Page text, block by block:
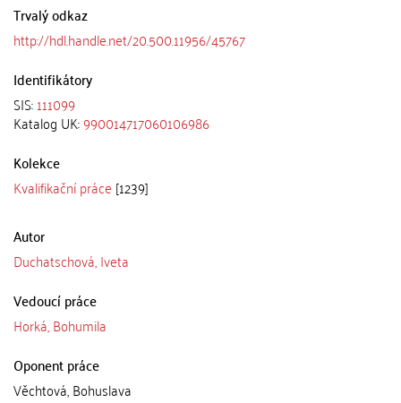
Trvalý odkaz
http://hdl.handle.net/20.500.11956/45767
Identifikátory
SIS:111099
Katalog UK:990014717060106986
Kolekce
Kvalifikační práce [1239]
Autor
Duchatschová, Iveta
Vedoucí práce
Horká, Bohumila
Oponent práce
Věchtová, Bohuslava